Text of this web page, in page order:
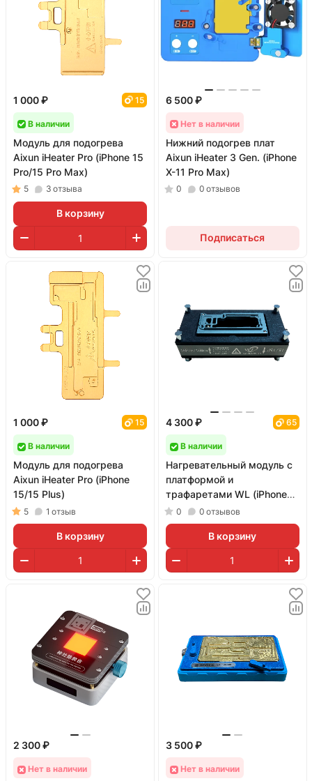
1 000 ₽ 15
В наличии
Модуль для подогрева
Aixun iHeater Pro (iPhone 15
Pro/15 Pro Max)
5 3 отзыва
В корзину
6 500 ₽
Нет в наличии
Нижний подогрев плат
Aixun iHeater 3 Gen. (iPhone
X-11 Pro Max)
0 0 отзывов
Подписаться
1 000 ₽ 15
В наличии
Модуль для подогрева
Aixun iHeater Pro (iPhone
15/15 Plus)
5 1 отзыв
В корзину
4 300 ₽ 65
В наличии
Нагревательный модуль с
платформой и
трафаретами WL (iPhone
15 Series)
0 0 отзывов
В корзину
2 300 ₽
Нет в наличии
3 500 ₽
Нет в наличии